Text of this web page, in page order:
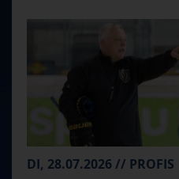
DI, 28.07.2026 // PROFIS